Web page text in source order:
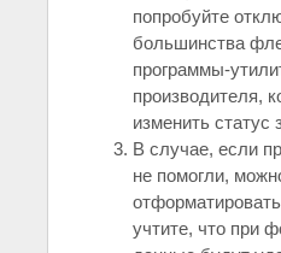
попробуйте
большинства
программы-
производителя,
изменить статус
В случае, если
не помогли,
учтите, что при